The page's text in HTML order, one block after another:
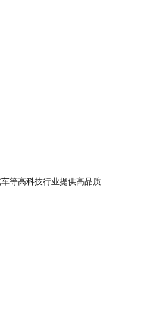
等高科技行业提供高品质